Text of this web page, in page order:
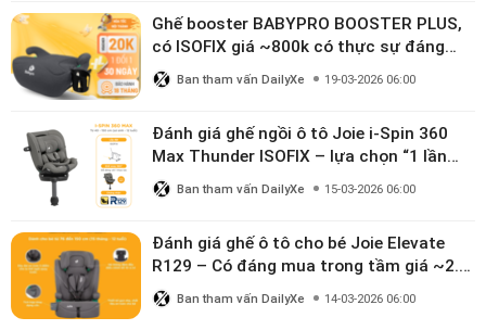
Ghế booster BABYPRO BOOSTER PLUS,
có ISOFIX giá ~800k có thực sự đáng
mua?
Ban tham vấn DailyXe 19-03-2026 06:00
Đánh giá ghế ngồi ô tô Joie i-Spin 360
Max Thunder ISOFIX – lựa chọn “1 lần
dùng đến 12 năm” có đáng giá gần 9
triệu?
Ban tham vấn DailyXe 15-03-2026 06:00
Đánh giá ghế ô tô cho bé Joie Elevate
R129 – Có đáng mua trong tầm giá ~2.8
triệu?
Ban tham vấn DailyXe 14-03-2026 06:00